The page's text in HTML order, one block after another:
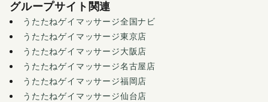
グループサイト関連
うたたねゲイマッサージ全国ナビ
うたたねゲイマッサージ東京店
うたたねゲイマッサージ大阪店
うたたねゲイマッサージ名古屋店
うたたねゲイマッサージ福岡店
うたたねゲイマッサージ仙台店